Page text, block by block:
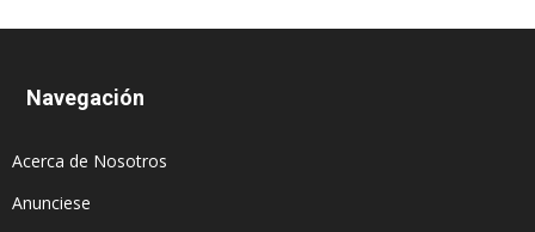
Navegación
Acerca de Nosotros
Anunciese